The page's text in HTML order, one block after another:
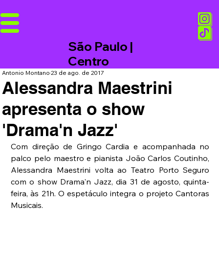
São Paulo |
Centro
Alessandra Maestrini
apresenta o show
'Drama'n Jazz'
Antonio Montano23 de ago. de 2017
Com direção de Gringo Cardia e acompanhada no
palco pelo maestro e pianista João Carlos Coutinho,
Alessandra Maestrini volta ao Teatro Porto Seguro
com o show Drama'n Jazz, dia 31 de agosto, quinta-
feira, às 21h. O espetáculo integra o projeto Cantoras
Musicais.